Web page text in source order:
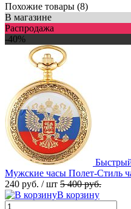
Похожие товары (8)
В магазине
Распродажа
-40%
Мужские часы Полет-Стиль
240 руб. / шт 5 400 руб.
В корзину